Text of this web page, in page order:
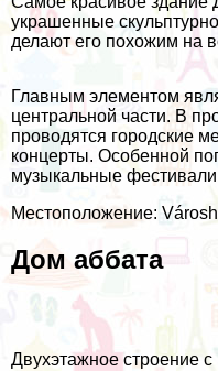
украшенные
делают его похожим на
Главным элементом
центральной части. В
проводятся городские
концерты. Особенной
музыкальные
Местоположение:
Дом аббата
Двухэтажное строение